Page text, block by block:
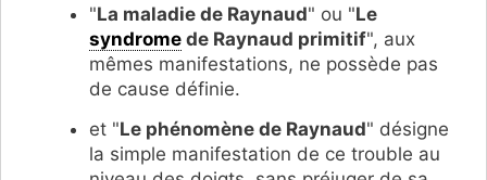
"La maladie de Raynaud" ou "Le
syndrome de Raynaud primitif", aux
mêmes manifestations, ne possède pas
de cause définie.
et "Le phénomène de Raynaud" désigne
la simple manifestation de ce trouble au